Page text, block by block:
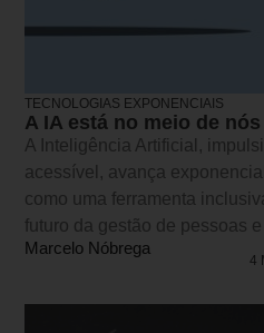
TECNOLOGIAS EXPONENCIAIS
A IA está no meio de nós
A Inteligência Artificial,
acessível, avança
como uma ferramenta
futuro da gestão de pessoas
Marcelo Nóbrega
4